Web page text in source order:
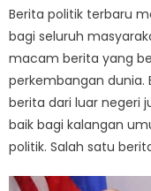
Berita politik terbaru
bagi seluruh
macam berita yang
perkembangan dunia.
berita dari luar negeri
baik bagi kalangan
politik. Salah satu